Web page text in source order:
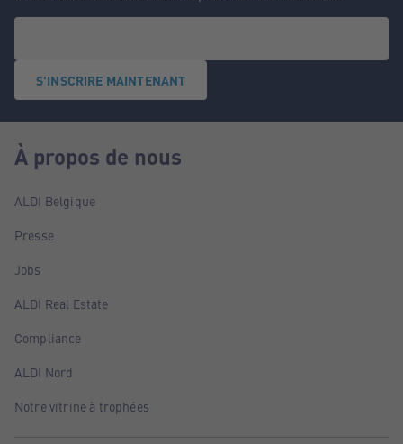
S'INSCRIRE MAINTENANT
À propos de nous
ALDI Belgique
Presse
Jobs
ALDI Real Estate
Compliance
ALDI Nord
Notre vitrine à trophées